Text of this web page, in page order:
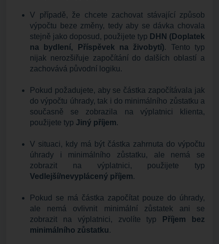
V případě, že chcete zachovat stávající způsob
výpočtu beze změny, tedy aby se dávka chovala
stejně jako doposud, použijete typ DHN (Doplatek
na bydlení, Příspěvek na živobytí). Tento typ
nijak nerozšiřuje započítání do dalších oblastí a
zachovává původní logiku.
Pokud požadujete, aby se částka započítávala jak
do výpočtu úhrady, tak i do minimálního zůstatku a
současně se zobrazila na výplatnici klienta,
použijete typ Jiný příjem.
V situaci, kdy má být částka zahrnuta do výpočtu
úhrady i minimálního zůstatku, ale nemá se
zobrazit na výplatnici, použijete typ
Vedlejší/nevyplácený příjem.
Pokud se má částka započítat pouze do úhrady,
ale nemá ovlivnit minimální zůstatek ani se
zobrazit na výplatnici, zvolíte typ
Příjem bez
minimálního zůstatku.